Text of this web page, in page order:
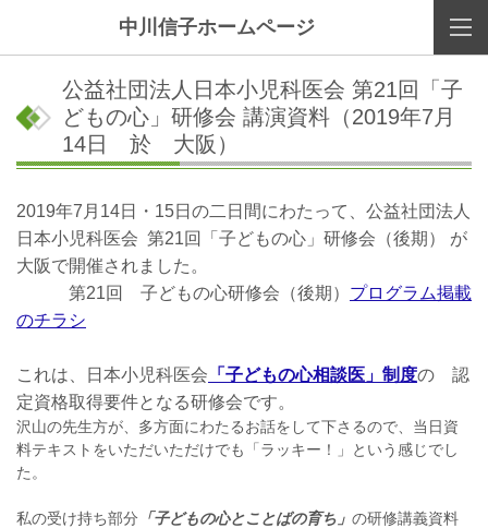
中川信子ホームページ
公益社団法人日本小児科医会 第21回「子
どもの心」研修会 講演資料（2019年7月
14日 於 大阪）
2019年7月14日・15日の二日間にわたって、公益社団法人
日本小児科医会 第21回「子どもの心」研修会（後期） が
大阪で開催されました。
第21回 子どもの心研修会（後期） プログラム掲載
のチラシ
これは、日本小児科医会 「子どもの心相談医」制度の 認
定資格取得要件となる研修会です。
沢山の先生方が、多方面にわたるお話をして下さるので、当日資
料テキストをいただいただけでも「ラッキー！」という感じでし
た。
私の受け持ち部分 「子どもの心とことばの育ち」 の研修講義資料